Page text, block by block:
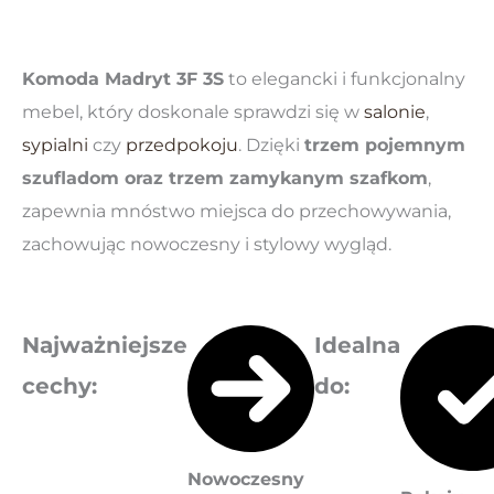
Komoda Madryt 3F 3S to elegancki i funkcjonalny
mebel, który doskonale sprawdzi się w salonie,
sypialni czy przedpokoju. Dzięki trzem pojemnym
szufladom oraz trzem zamykanym szafkom,
zapewnia mnóstwo miejsca do przechowywania,
zachowując nowoczesny i stylowy wygląd.
Najważniejsze
cechy:
Nowoczesny
Idealna
do: